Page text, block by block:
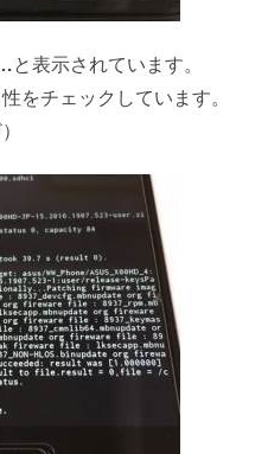
と表示されています。
をチェックしています。